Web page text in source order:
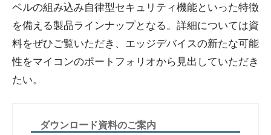
ベルの組み込み自律型セキュリティ機能といった特徴
を備える製品ラインナップとなる。詳細については資
料をぜひご覧いただき、エッジデバイスの新たな可能
性をマイコンのポートフォリオから見出していただき
たい。
ダウンロード資料のご案内